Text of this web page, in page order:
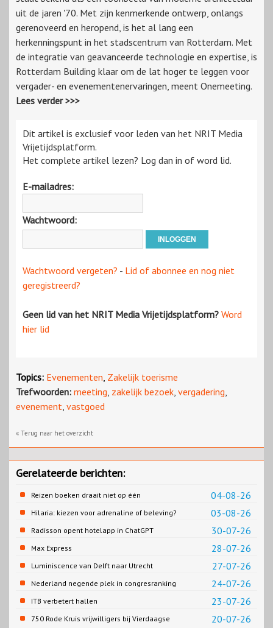
uit de jaren '70. Met zijn kenmerkende ontwerp, onlangs
gerenoveerd en heropend, is het al lang een
herkenningspunt in het stadscentrum van Rotterdam. Met
de integratie van geavanceerde technologie en expertise, is
Rotterdam Building klaar om de lat hoger te leggen voor
vergader- en evenementenervaringen, meent Onemeeting.
Lees verder >>>
Dit artikel is exclusief voor leden van het NRIT Media
Vrijetijdsplatform.
Het complete artikel lezen? Log dan in of word lid.
E-mailadres:
Wachtwoord:
Wachtwoord vergeten? - Lid of abonnee en nog niet
geregistreerd?
Geen lid van het NRIT Media Vrijetijdsplatform? Word
hier lid
Topics: Evenementen, Zakelijk toerisme
Trefwoorden: meeting, zakelijk bezoek, vergadering,
evenement, vastgoed
« Terug naar het overzicht
Gerelateerde berichten:
04-08-26
Reizen boeken draait niet op één
contentbron
03-08-26
Hilaria: kiezen voor adrenaline of beleving?
30-07-26
Radisson opent hotelapp in ChatGPT
28-07-26
Max Express
27-07-26
Luminiscence van Delft naar Utrecht
24-07-26
Nederland negende plek in congresranking
23-07-26
ITB verbetert hallen
20-07-26
750 Rode Kruis vrijwilligers bij Vierdaagse